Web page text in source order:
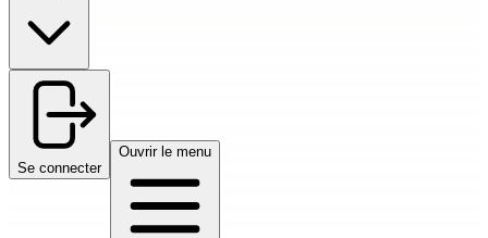
Se connecter
Ouvrir le menu